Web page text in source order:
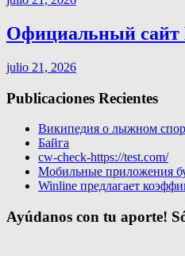
Официальный сайт
julio 21, 2026
Publicaciones Recientes
Википедия о лыжном
Байга
cw-check-https://test.com/
Мобильные приложения
Winline предлагает
Ayúdanos con tu aporte!